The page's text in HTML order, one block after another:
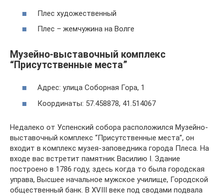
Плес художественный
Плес – жемчужина на Волге
Музейно-выставочный комплекс
“Присутственные места”
Адрес: улица Соборная Гора, 1
Координаты: 57.458878, 41.514067
Недалеко от Успенский собора расположился Музейно-
выставочный комплекс “Присутственные места”, он
входит в комплекс музея-заповедника города Плеса. На
входе вас встретит памятник Василию I. Здание
построено в 1786 году, здесь когда то была городская
управа, Высшее начальное мужское училище, Городской
общественный банк. В XVIII веке под сводами подвала